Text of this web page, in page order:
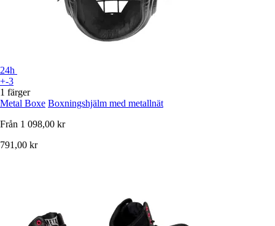
24h
+-3
1 färger
Metal Boxe Boxningshjälm med metallnät
Från 1 098,00 kr
791,00 kr